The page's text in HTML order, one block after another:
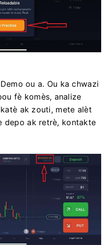
ou a. Ou ka chwazi
fè komès, analize
ak zouti, mete alèt
depo ak retrè, kontakte